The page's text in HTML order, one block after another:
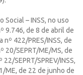
– INSS, no uso
9.746, de 8 de abril de
422/PRES/INSS, de
20/SEPRT/ME/MS, de
SEPRT/SPREV/INSS,
ME, de 22 de junho de